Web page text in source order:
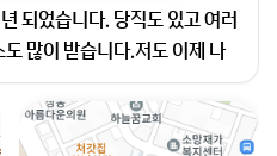
되었습니다. 당직도 있고 여러
많이 받습니다.저도 이제 나
결혼을 할까 생각 하고 있습니
떻게 찾으세요?결혼어플 결
기는 좀... 뭔가 자존심 상하고